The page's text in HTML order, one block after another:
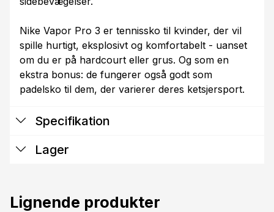
Nike Vapor Pro 3 er tennissko til kvinder, der vil
spille hurtigt, eksplosivt og komfortabelt - uanset
om du er på hardcourt eller grus. Og som en
ekstra bonus: de fungerer også godt som
padelsko til dem, der varierer deres ketsjersport.
Specifikation
Lager
Lignende produkter